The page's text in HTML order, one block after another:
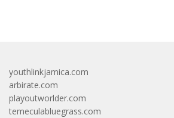
youthlinkjamica.com
arbirate.com
playoutworlder.com
temeculabluegrass.com